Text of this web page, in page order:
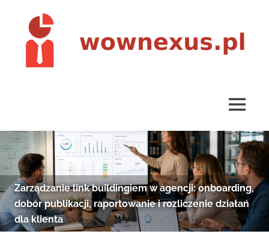
content
MENU
link buildingiem w agencji: onboarding,
publikacji, raportowanie i rozliczenie działań
klienta